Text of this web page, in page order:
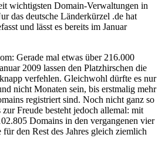
wichtigsten Domain-Verwaltungen in
das deutsche Länderkürzel .de hat
und lässt es bereits im Januar
Gerade mal etwas über 216.000
2009 lassen den Platzhirschen die
verfehlen. Gleichwohl dürfte es nur
nicht Monaten sein, bis erstmalig mehr
registriert sind. Noch nicht ganz so
Freude besteht jedoch allemal: mit
Domains in den vergangenen vier
den Rest des Jahres gleich ziemlich